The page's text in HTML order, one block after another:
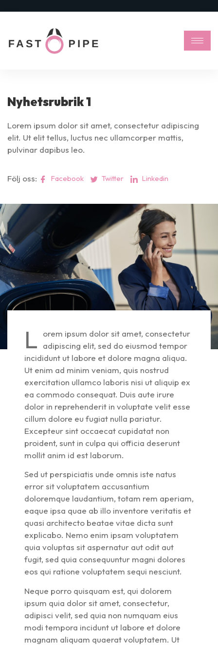
Nyhetsrubrik 1
Lorem ipsum dolor sit amet, consectetur adipiscing
elit. Ut elit tellus, luctus nec ullamcorper mattis,
pulvinar dapibus leo.
Följ oss: Facebook Twitter Linkedin
L
orem ipsum dolor sit amet, consectetur
adipiscing elit, sed do eiusmod tempor
incididunt ut labore et dolore magna aliqua.
Ut enim ad minim veniam, quis nostrud
exercitation ullamco laboris nisi ut aliquip ex
ea commodo consequat. Duis aute irure
dolor in reprehenderit in voluptate velit esse
cillum dolore eu fugiat nulla pariatur.
Excepteur sint occaecat cupidatat non
proident, sunt in culpa qui officia deserunt
mollit anim id est laborum.
Sed ut perspiciatis unde omnis iste natus
error sit voluptatem accusantium
doloremque laudantium, totam rem aperiam,
eaque ipsa quae ab illo inventore veritatis et
quasi architecto beatae vitae dicta sunt
explicabo. Nemo enim ipsam voluptatem
quia voluptas sit aspernatur aut odit aut
fugit, sed quia consequuntur magni dolores
eos qui ratione voluptatem sequi nesciunt.
Neque porro quisquam est, qui dolorem
ipsum quia dolor sit amet, consectetur,
adipisci velit, sed quia non numquam eius
modi tempora incidunt ut labore et dolore
magnam aliquam quaerat voluptatem. Ut